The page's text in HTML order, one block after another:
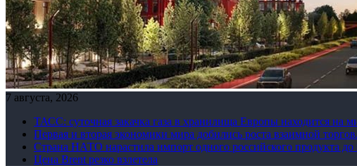
7 августа, 2026
ТАСС: суточная закачка газа в хранилища Европы находится на
Первая и вторая экономики мира добились роста взаимной
Страна НАТО нарастила импорт одного российского продукта
Цена Brent резко взлетела